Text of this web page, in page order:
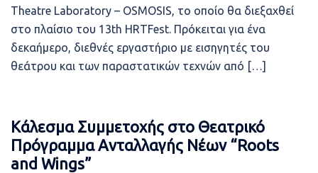
Theatre Laboratory – OSMOSIS, το οποίο θα διεξαχθεί
στο πλαίσιο του 13th HRTFest. Πρόκειται για ένα
δεκαήμερο, διεθνές εργαστήριο με εισηγητές του
θεάτρου και των παραστατικών τεχνών από […]
Κάλεσμα Συμμετοχής στο Θεατρικό
Πρόγραμμα Ανταλλαγής Νέων “Roots
and Wings”